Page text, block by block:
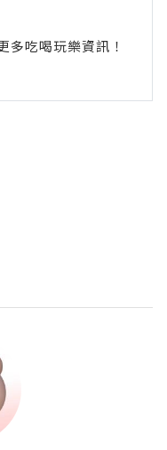
吃喝玩樂資訊！